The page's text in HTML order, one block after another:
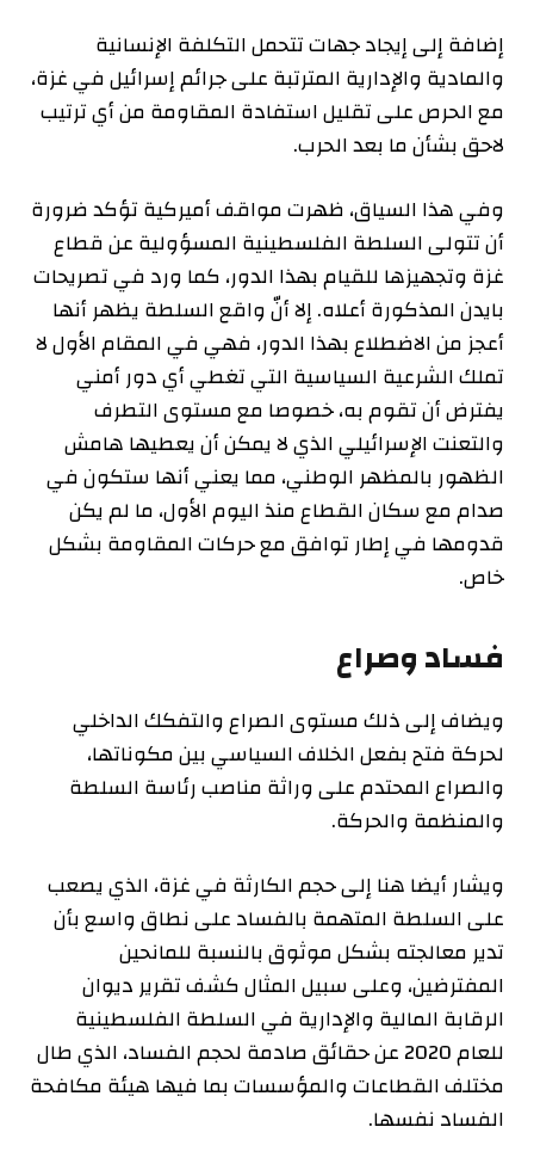
إضافة إلى إيجاد جهات تتحمل التكلفة الإنسانية
والمادية والإدارية المترتبة على جرائم إسرائيل في غزة،
مع الحرص على تقليل استفادة المقاومة من أي ترتيب
لاحق بشأن ما بعد الحرب.
وفي هذا السياق، ظهرت مواقف أميركية تؤكد ضرورة
أن تتولى السلطة الفلسطينية المسؤولية عن قطاع
غزة وتجهيزها للقيام بهذا الدور، كما ورد في تصريحات
بايدن المذكورة أعلاه. إلا أنّ واقع السلطة يظهر أنها
أعجز من الاضطلاع بهذا الدور، فهي في المقام الأول لا
تملك الشرعية السياسية التي تغطي أي دور أمني
يفترض أن تقوم به، خصوصا مع مستوى التطرف
والتعنت الإسرائيلي الذي لا يمكن أن يعطيها هامش
الظهور بالمظهر الوطني، مما يعني أنها ستكون في
صدام مع سكان القطاع منذ اليوم الأول، ما لم يكن
قدومها في إطار توافق مع حركات المقاومة بشكل
خاص.
فساد وصراع
ويضاف إلى ذلك مستوى الصراع والتفكك الداخلي
لحركة فتح بفعل الخلاف السياسي بين مكوناتها،
والصراع المحتدم على وراثة مناصب رئاسة السلطة
والمنظمة والحركة.
ويشار أيضا هنا إلى حجم الكارثة في غزة، الذي يصعب
على السلطة المتهمة بالفساد على نطاق واسع بأن
تدير معالجته بشكل موثوق بالنسبة للمانحين
المفترضين، وعلى سبيل المثال كشف تقرير ديوان
الرقابة المالية والإدارية في السلطة الفلسطينية
للعام 2020 عن حقائق صادمة لحجم الفساد، الذي طال
مختلف القطاعات والمؤسسات بما فيها هيئة مكافحة
الفساد نفسها.